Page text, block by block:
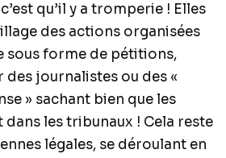
qu’il y a tromperie ! Elles
des actions organisées
sous forme de pétitions,
journalistes ou des «
» sachant bien que les
dans les tribunaux ! Cela reste
légales, se déroulant en